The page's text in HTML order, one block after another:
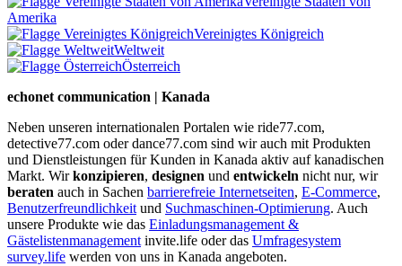
Amerika
Vereinigtes Königreich
Weltweit
Österreich
echonet communication | Kanada
Neben unseren internationalen Portalen wie ride77.com,
detective77.com oder dance77.com sind wir auch mit Produkten
und Dienstleistungen für Kunden in Kanada aktiv auf kanadischen
Markt. Wirkonzipieren, designen und entwickeln nicht nur, wir
beraten auch in Sachen barrierefreie Internetseiten, E-Commerce,
Benutzerfreundlichkeit und Suchmaschinen-Optimierung. Auch
unsere Produkte wie das Einladungsmanagement &
Gästelistenmanagement invite.life oder das Umfragesystem
survey.life werden von uns in Kanada angeboten.